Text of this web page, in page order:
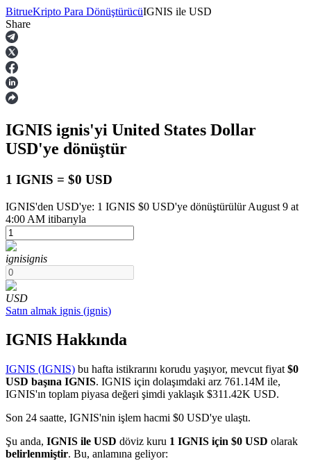
Vadeli İşlemler
USDT Vadeli İşlemleri
COIN-M Vadeli İşlemleri
Kripto Para Vadeli İşlemleri
TradFi
BitrueKripto Para DönüştürücüIGNIS ile USD
Share
IGNIS ignis'yi United States Dollar
USD'ye dönüştür
1 IGNIS = $0 USD
IGNIS'den USD'ye: 1 IGNIS $0 USD'ye dönüştürülür August 9 at
4:00 AM itibarıyla
ignisignis
USD
Satın almak ignis (ignis)
IGNIS Hakkında
IGNIS (IGNIS) bu hafta istikrarını korudu yaşıyor, mevcut fiyat $0
USD başına IGNIS. IGNIS için dolaşımdaki arz 761.14M ile,
IGNIS'ın toplam piyasa değeri şimdi yaklaşık $311.42K USD.
Son 24 saatte, IGNIS'nin işlem hacmi $0 USD'ye ulaştı.
Şu anda, IGNIS ile USD döviz kuru 1 IGNIS için $0 USD olarak
belirlenmiştir. Bu, anlamına geliyor: